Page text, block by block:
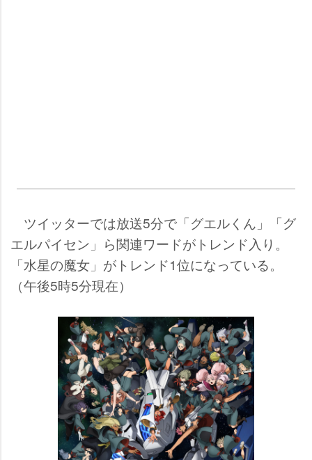
ツイッターでは放送5分で「グエルくん」「グ
エルパイセン」ら関連ワードがトレンド入り。
「水星の魔女」がトレンド1位になっている。
（午後5時5分現在）